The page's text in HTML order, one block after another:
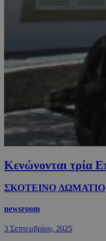
Κενώνονται τρία
ΣΚΟΤΕΙΝΟ ΔΩΜΑΤΙΟ
newsroom
3 Σεπτεμβρίου, 2025